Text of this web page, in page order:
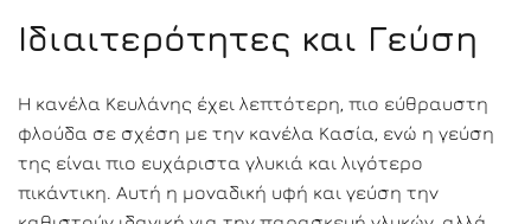
Ιδιαιτερότητες και Γεύση
Η κανέλα Κευλάνης έχει λεπτότερη, πιο εύθραυστη
φλούδα σε σχέση με την κανέλα Κασία, ενώ η γεύση
της είναι πιο ευχάριστα γλυκιά και λιγότερο
πικάντικη. Αυτή η μοναδική υφή και γεύση την